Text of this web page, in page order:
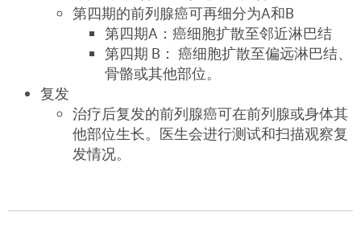
第四期的前列腺癌可再细分为A和B
第四期A：癌细胞扩散至邻近淋巴结
第四期 B： 癌细胞扩散至偏远淋巴结、
骨骼或其他部位。
复发
治疗后复发的前列腺癌可在前列腺或身体其
他部位生长。医生会进行测试和扫描观察复
发情况。